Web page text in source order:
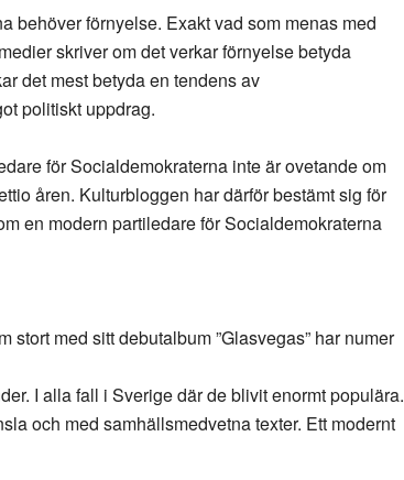
behöver förnyelse. Exakt vad som menas med
skriver om det verkar förnyelse betyda
det mest betyda en tendens av
politiskt uppdrag.
för Socialdemokraterna inte är ovetande om
åren. Kulturbloggen har därför bestämt sig för
en modern partiledare för Socialdemokraterna
med sitt debutalbum ”Glasvegas” har numer
I alla fall i Sverige där de blivit enormt populära.
och med samhällsmedvetna texter. Ett modernt